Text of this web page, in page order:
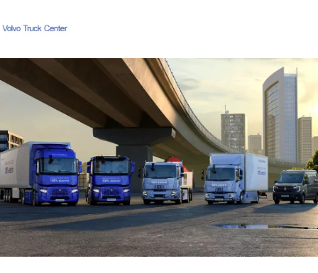
LoginKarriere Kundeportal
Kerneværdier
Volvo Trucks
Renault Trucks
Brugte lastbiler
Nyheder
Kontakt os
Karriere